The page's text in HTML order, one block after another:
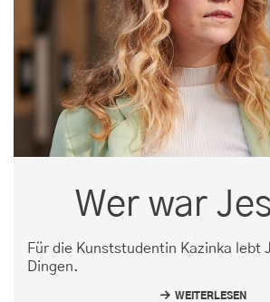
Wer war
Für die Kunststudentin Kazinka lebt
Dingen.
WEITERLESEN